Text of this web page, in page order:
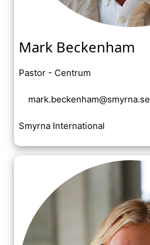
Mark Beckenham
Pastor - Centrum
mark.beckenham@smyrna.se
Smyrna International